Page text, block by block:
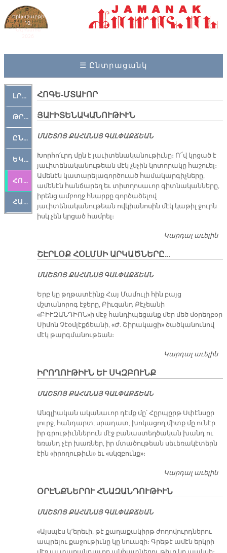
Երկուշաբթի
10,
Օգոստոս
☰ Ընտրացանկ
ԼՐԱՀՈՍ
ԹՐՔԱՀԱՅ ԿԵԱՆՔ
ԸՆԿԵՐԱՄՇԱԿՈՒԹԱՅԻՆ
ԵԿԵՂԵՑԱԿԱՆ
ՀՈԳԵՄՏԱՒՈՐ
ՀԱՐԹԱԿ
ՀՈԳԵ-ՄՏԱՒՈՐ
ՅԱՒԻՏԵՆԱԿԱՆՈՒԹԻՒՆ
ՄԱՇ­ՏՈՑ ՔԱ­ՀԱ­ՆԱՅ ԳԱԼ­ՓԱՔ­ՃԵԱՆ
Խորհո՛ւրդ մըն է յաւիտենականութիւնը։ Ո՜վ կրցած է
յաւիտենականութեան մէկ չնչին կոտորակը հաշուել։
Ամենէն կատարելագործուած համակարգիչները,
ամենէն հանճարեղ եւ տիտղոսաւոր գիտնականները,
իրենց ամբողջ հնարքը գործածելով
յաւիտենականութեան ովկիանոսին մէկ կաթիլ ջուրն
իսկ չեն կրցած համրել։
Կարդալ աւելին
ՇԷՐԼՕՔ ՀՕԼՄՍԻ ԱՐԿԱԾՆԵՐԸ…
ՄԱՇ­ՏՈՑ ՔԱ­ՀԱ­ՆԱՅ ԳԱԼ­ՓԱՔ­ՃԵԱՆ
Երբ կը թղթատէինք Հայ Մամուլի հին բայց
մշտանորոգ էջերը, Բիւզանդ Քէչեանի
«ԲԻՒԶԱՆԴԻՈՆ»ի մէջ հանդիպեցանք մեր մեծ մօրեղբօր
Սիմոն Չէօմլէքճեանի, «Ժ. Շիրակացի» ծածկանունով
մէկ թարգմանութեան։
Կարդալ աւելին
ԻՐՈՂՈՒԹԻՒՆ ԵՒ ՍԿԶԲՈՒՆՔ
ՄԱՇ­ՏՈՑ ՔԱ­ՀԱ­ՆԱՅ ԳԱԼ­ՓԱՔ­ՃԵԱՆ
Անգլիական ականաւոր դէմք մը՝ Հըրպըրթ Սփէնսըր
լուրջ, հանդարտ, սրադատ, խոկացող միտք մը ունէր.
իր գրութիւններուն մէջ բանաստեղծական խանդ ու
եռանդ չէր խառներ, իր մտածութեան սեւեռակէտերն
էին «իրողութիւն» եւ «սկզբունք»։
Կարդալ աւելին
ՕՐԷՆՔՆԵՐՈՒ ՀՆԱԶԱՆԴՈՒԹԻՒՆ
ՄԱՇ­ՏՈՑ ՔԱ­ՀԱ­ՆԱՅ ԳԱԼ­ՓԱՔ­ՃԵԱՆ
«Այսպէս կ՚երեւի, թէ քաղաքակիրթ ժողովուրդներու
ապրելու քաջութիւնը կը նուազի։ Գրեթէ ամէն երկրի